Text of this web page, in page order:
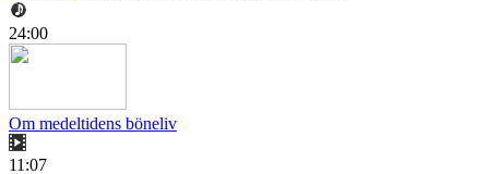
24:00
Om medeltidens böneliv
11:07